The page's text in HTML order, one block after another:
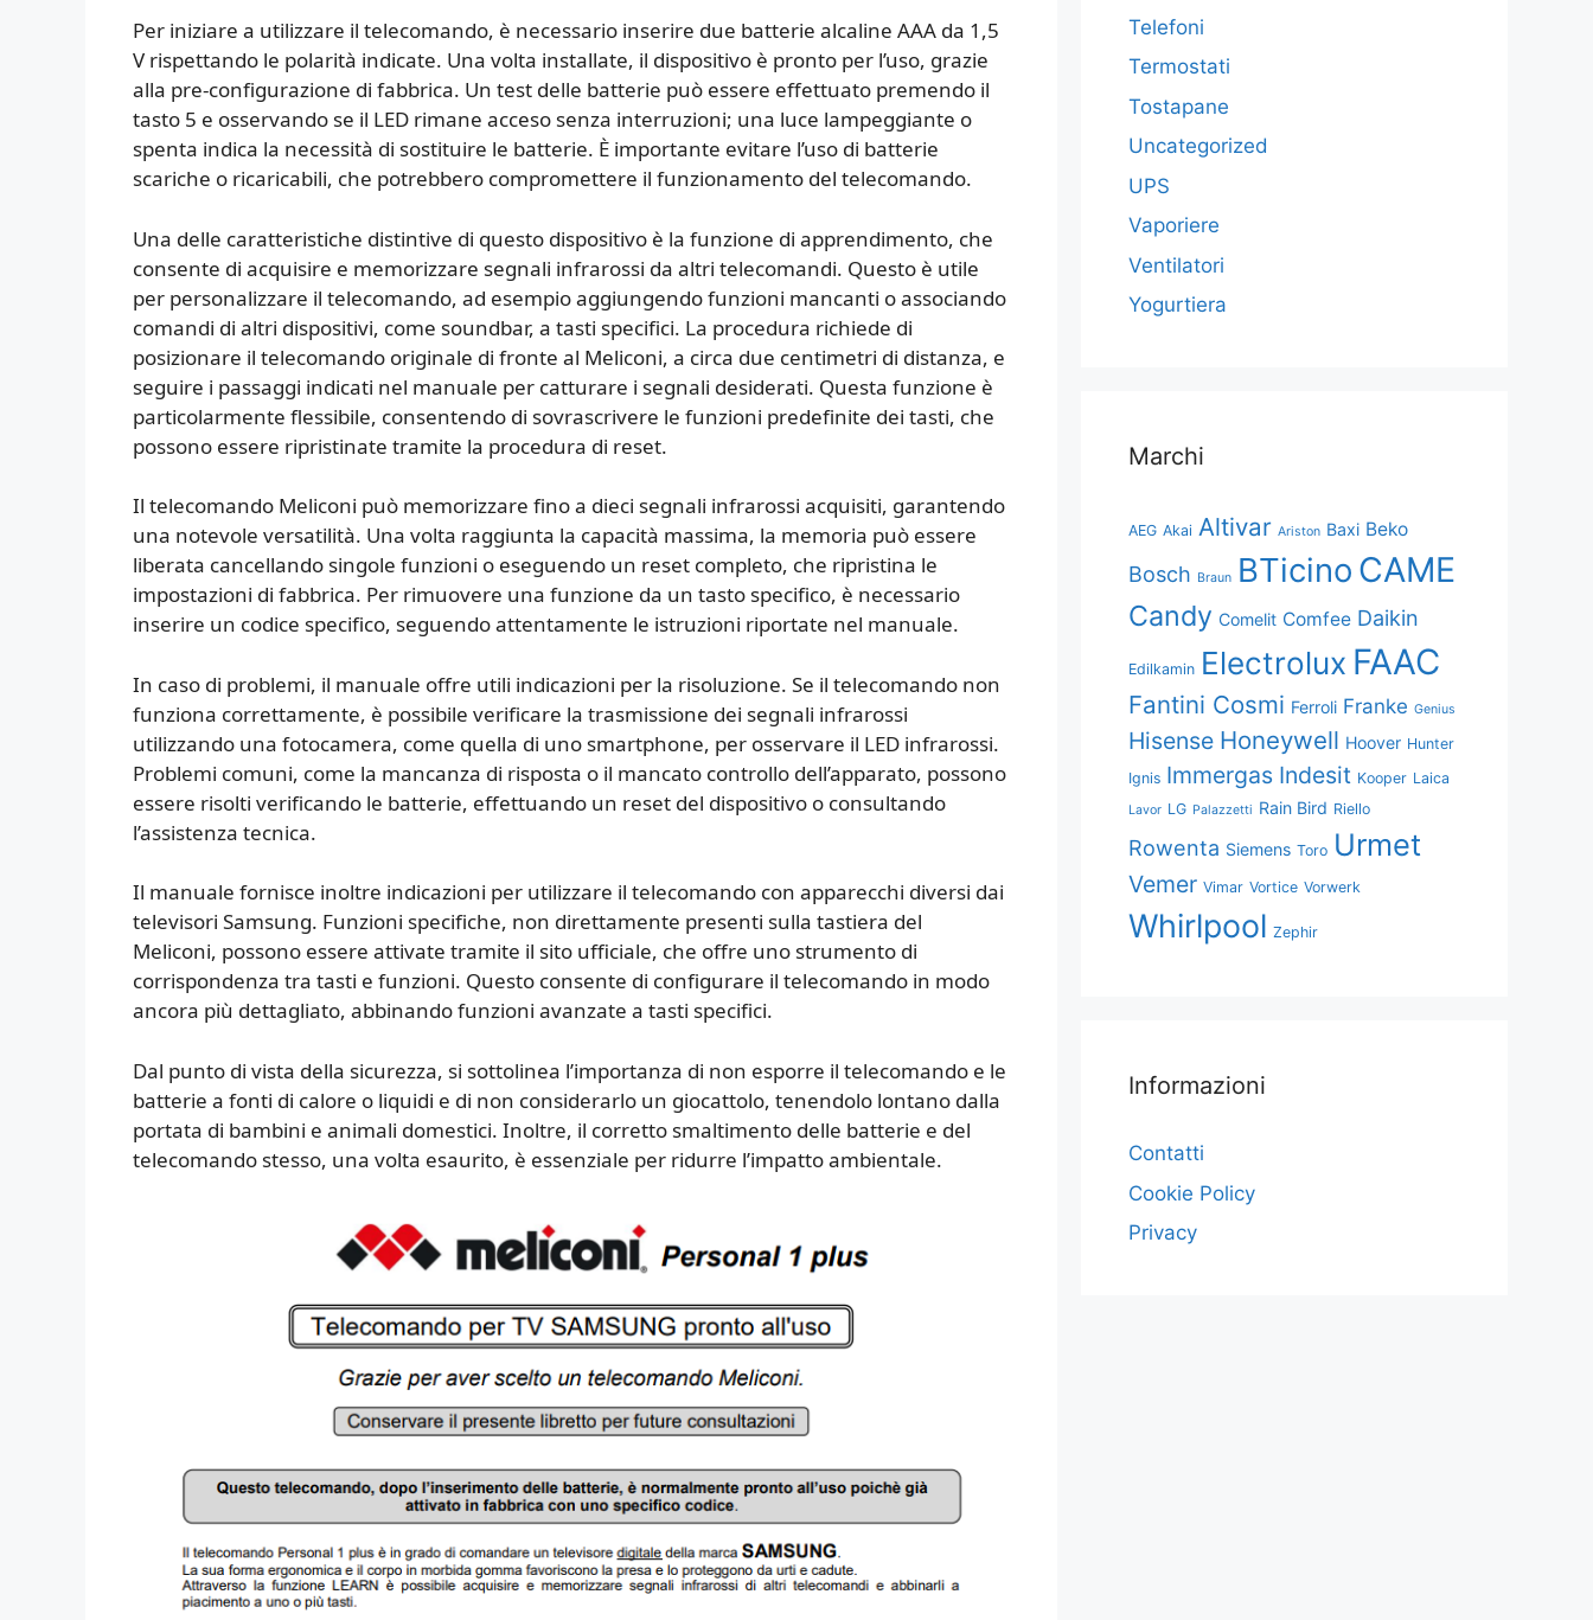
Per iniziare a utilizzare il telecomando, è necessario inserire due batterie alcaline AAA da 1,5
V rispettando le polarità indicate. Una volta installate, il dispositivo è pronto per l’uso, grazie
alla pre-configurazione di fabbrica. Un test delle batterie può essere effettuato premendo il
tasto 5 e osservando se il LED rimane acceso senza interruzioni; una luce lampeggiante o
spenta indica la necessità di sostituire le batterie. È importante evitare l’uso di batterie
scariche o ricaricabili, che potrebbero compromettere il funzionamento del telecomando.
Una delle caratteristiche distintive di questo dispositivo è la funzione di apprendimento, che
consente di acquisire e memorizzare segnali infrarossi da altri telecomandi. Questo è utile
per personalizzare il telecomando, ad esempio aggiungendo funzioni mancanti o associando
comandi di altri dispositivi, come soundbar, a tasti specifici. La procedura richiede di
posizionare il telecomando originale di fronte al Meliconi, a circa due centimetri di distanza, e
seguire i passaggi indicati nel manuale per catturare i segnali desiderati. Questa funzione è
particolarmente flessibile, consentendo di sovrascrivere le funzioni predefinite dei tasti, che
possono essere ripristinate tramite la procedura di reset.
Il telecomando Meliconi può memorizzare fino a dieci segnali infrarossi acquisiti, garantendo
una notevole versatilità. Una volta raggiunta la capacità massima, la memoria può essere
liberata cancellando singole funzioni o eseguendo un reset completo, che ripristina le
impostazioni di fabbrica. Per rimuovere una funzione da un tasto specifico, è necessario
inserire un codice specifico, seguendo attentamente le istruzioni riportate nel manuale.
In caso di problemi, il manuale offre utili indicazioni per la risoluzione. Se il telecomando non
funziona correttamente, è possibile verificare la trasmissione dei segnali infrarossi
utilizzando una fotocamera, come quella di uno smartphone, per osservare il LED infrarossi.
Problemi comuni, come la mancanza di risposta o il mancato controllo dell’apparato, possono
essere risolti verificando le batterie, effettuando un reset del dispositivo o consultando
l’assistenza tecnica.
Il manuale fornisce inoltre indicazioni per utilizzare il telecomando con apparecchi diversi dai
televisori Samsung. Funzioni specifiche, non direttamente presenti sulla tastiera del
Meliconi, possono essere attivate tramite il sito ufficiale, che offre uno strumento di
corrispondenza tra tasti e funzioni. Questo consente di configurare il telecomando in modo
ancora più dettagliato, abbinando funzioni avanzate a tasti specifici.
Dal punto di vista della sicurezza, si sottolinea l’importanza di non esporre il telecomando e le
batterie a fonti di calore o liquidi e di non considerarlo un giocattolo, tenendolo lontano dalla
portata di bambini e animali domestici. Inoltre, il corretto smaltimento delle batterie e del
telecomando stesso, una volta esaurito, è essenziale per ridurre l’impatto ambientale.
Telefoni
Termostati
Tostapane
Uncategorized
UPS
Vaporiere
Ventilatori
Yogurtiera
Marchi
AEG Akai Altivar Ariston Baxi Beko
Bosch Braun BTicino CAME
Candy Comelit Comfee Daikin
Edilkamin Electrolux FAAC
Fantini Cosmi Ferroli Franke Genius
Hisense Honeywell Hoover Hunter
Ignis Immergas Indesit Kooper Laica
Lavor LG Palazzetti Rain Bird Riello
Rowenta Siemens Toro Urmet
Vemer Vimar Vortice Vorwerk
Whirlpool Zephir
Informazioni
Contatti
Cookie Policy
Privacy